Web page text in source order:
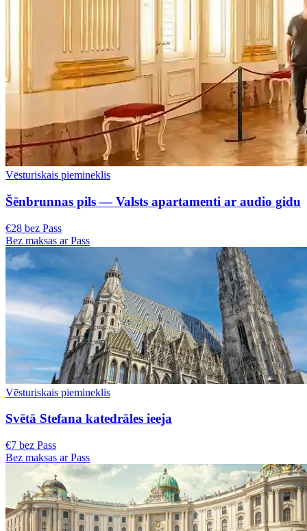
Vēsturiskais piemineklis
Šēnbrunnas pils — Valsts apartamenti ar audio gidu
€28 bez Pass
Bez maksas ar Pass
Vēsturiskais piemineklis
Svētā Stefana katedrāles ieeja
€7 bez Pass
Bez maksas ar Pass